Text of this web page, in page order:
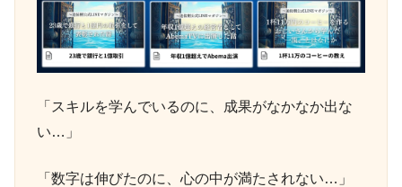
「スキルを学んでいるのに、成果がなかなか出な
い…」
「数字は伸びたのに、心の中が満たされない…」